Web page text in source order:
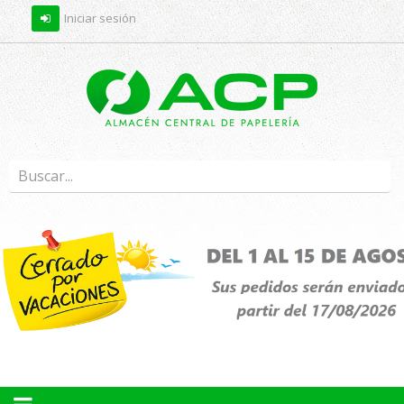
Iniciar sesión